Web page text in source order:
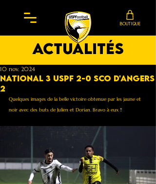
BOUTIQUE
actualités
National 3 Uspf 2-0 SCO d'Angers
2
10 nov. 2024
Quelques images de la belle victoire obtenue par les jaune et
noir avec des buts de Julien et Dorian. Bravo à eux !!